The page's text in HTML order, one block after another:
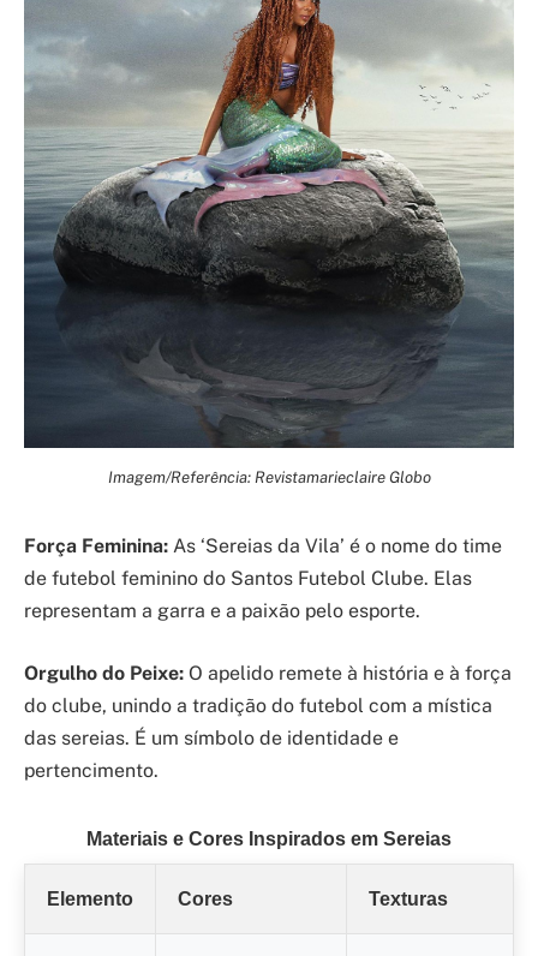
Imagem/Referência: Revistamarieclaire Globo
Força Feminina: As ‘Sereias da Vila’ é o nome do time
de futebol feminino do Santos Futebol Clube. Elas
representam a garra e a paixão pelo esporte.
Orgulho do Peixe: O apelido remete à história e à força
do clube, unindo a tradição do futebol com a mística
das sereias. É um símbolo de identidade e
pertencimento.
Materiais e Cores Inspirados em Sereias
Elemento Cores Texturas